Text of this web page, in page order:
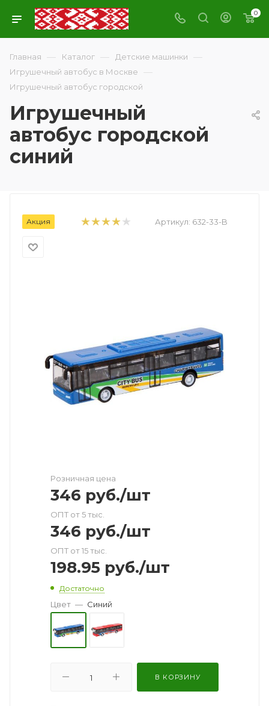
0
Главная — Каталог — Детские машинки —
Игрушечный автобус в Москве —
Игрушечный автобус городской
Игрушечный
автобус городской
синий
Акция Артикул: 632-33-B
Розничная цена
346 руб./шт
ОПТ от 5 тыс.
346 руб./шт
ОПТ от 15 тыс.
198.95 руб./шт
Достаточно
Цвет — Синий
В КОРЗИНУ